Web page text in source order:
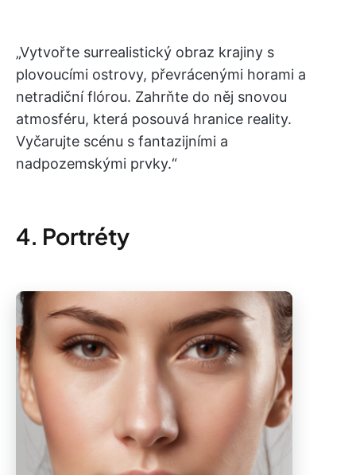
„Vytvořte surrealistický obraz krajiny s
plovoucími ostrovy, převrácenými horami a
netradiční flórou. Zahrňte do něj snovou
atmosféru, která posouvá hranice reality.
Vyčarujte scénu s fantazijními a
nadpozemskými prvky.“
4. Portréty